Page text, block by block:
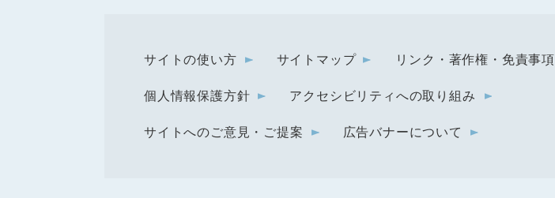
サイトの使い方 サイトマップ リンク・著作権・免責事項
個人情報保護方針 アクセシビリティへの取り組み
サイトへのご意見・ご提案 広告バナーについて